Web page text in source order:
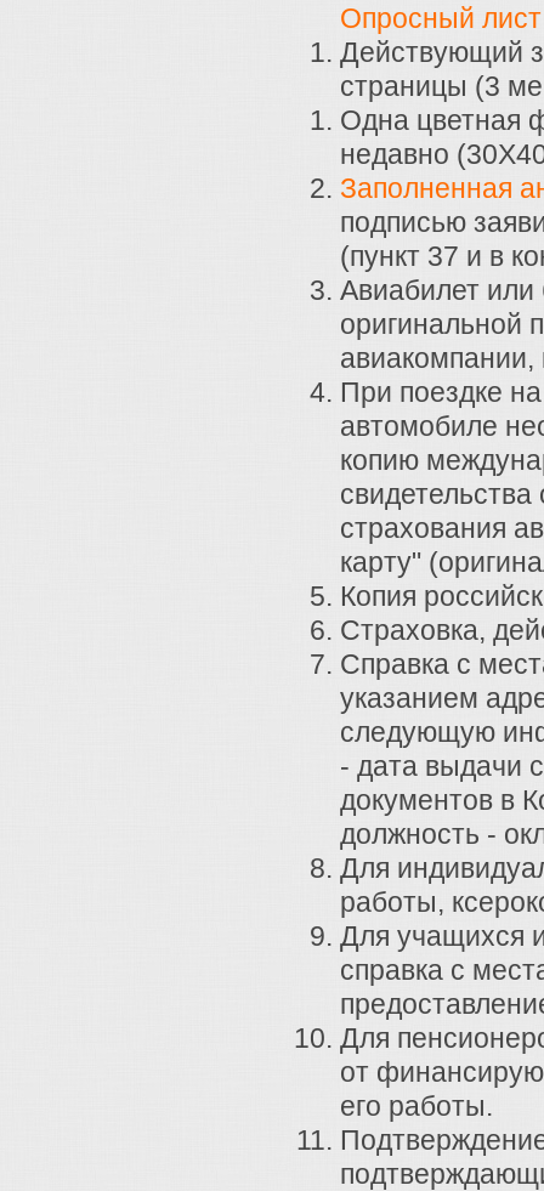
Опросный лист
Действующий
страницы (3
Одна цветная
недавно
Заполненная
подписью
(пункт 37 и в
Авиабилет или
оригинальной
При поездке
автомобиле
копию
страхования
карту"
Копия
Страховка,
Справка с
указанием
следующую
- дата выдачи
документов в
должность -
Для
работы,
Для учащихся
справка с
Для
от
его работы.